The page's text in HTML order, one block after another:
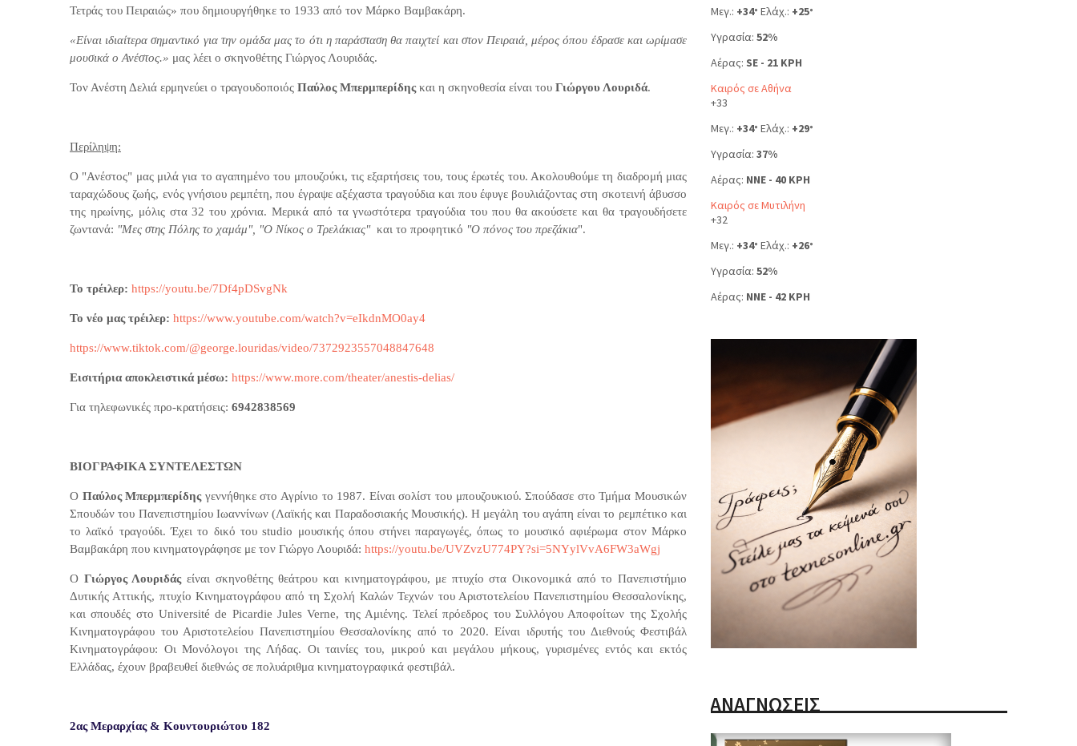
Τετράς του Πειραιώς» που δημιουργήθηκε το 1933 από τον Μάρκο Βαμβακάρη.
«Είναι ιδιαίτερα σημαντικό για την ομάδα μας το ότι η παράσταση θα παιχτεί και στον Πειραιά, μέρος όπου έδρασε και ωρίμασε
μουσικά ο Ανέστος.» μας λέει ο σκηνοθέτης Γιώργος Λουριδάς.
Τον Ανέστη Δελιά ερμηνεύει ο τραγουδοποιός Παύλος Μπερμπερίδης και η σκηνοθεσία είναι του Γιώργου Λουριδά.
Περίληψη:
Ο "Ανέστος" μας μιλά για το αγαπημένο του μπουζούκι, τις εξαρτήσεις του, τους έρωτές του. Ακολουθούμε τη διαδρομή μιας
ταραχώδους ζωής, ενός γνήσιου ρεμπέτη, που έγραψε αξέχαστα τραγούδια και που έφυγε βουλιάζοντας στη σκοτεινή άβυσσο
της ηρωίνης, μόλις στα 32 του χρόνια. Μερικά από τα γνωστότερα τραγούδια του που θα ακούσετε και θα τραγουδήσετε
ζωντανά: "Μες στης Πόλης το χαμάμ", "Ο Νίκος ο Τρελάκιας"και το προφητικό "Ο πόνος του πρεζάκια".
Το τρέιλερ: https://youtu.be/7Df4pDSvgNk
Το νέο μας τρέιλερ: https://www.youtube.com/watch?v=eIkdnMO0ay4
https://www.tiktok.com/@george.louridas/video/7372923557048847648
Εισιτήρια αποκλειστικά μέσω: https://www.more.com/theater/anestis-delias/
Για τηλεφωνικές προ-κρατήσεις: 6942838569
ΒΙΟΓΡΑΦΙΚΑ ΣΥΝΤΕΛΕΣΤΩΝ
Ο Παύλος Μπερμπερίδης γεννήθηκε στο Αγρίνιο το 1987. Είναι σολίστ του μπουζουκιού. Σπούδασε στο Τμήμα Μουσικών
Σπουδών του Πανεπιστημίου Ιωαννίνων (Λαϊκής και Παραδοσιακής Μουσικής). Η μεγάλη του αγάπη είναι το ρεμπέτικο και
το λαϊκό τραγούδι. Έχει το δικό του studio μουσικής όπου στήνει παραγωγές, όπως το μουσικό αφιέρωμα στον Μάρκο
Βαμβακάρη που κινηματογράφησε με τον Γιώργο Λουριδά: https://youtu.be/UVZvzU774PY?si=5NYylVvA6FW3aWgj
Ο Γιώργος Λουριδάς είναι σκηνοθέτης θεάτρου και κινηματογράφου, με πτυχίο στα Οικονομικά από το Πανεπιστήμιο
Δυτικής Αττικής, πτυχίο Κινηματογράφου από τη Σχολή Καλών Τεχνών του Αριστοτελείου Πανεπιστημίου Θεσσαλονίκης,
και σπουδές στο Université de Picardie Jules Verne, της Αμιένης. Τελεί πρόεδρος του Συλλόγου Αποφοίτων της Σχολής
Κινηματογράφου του Αριστοτελείου Πανεπιστημίου Θεσσαλονίκης από το 2020. Είναι ιδρυτής του Διεθνούς Φεστιβάλ
Κινηματογράφου: Οι Μονόλογοι της Λήδας. Οι ταινίες του, μικρού και μεγάλου μήκους, γυρισμένες εντός και εκτός
Ελλάδας, έχουν βραβευθεί διεθνώς σε πολυάριθμα κινηματογραφικά φεστιβάλ.
2ας Μεραρχίας & Κουντουριώτου 182
Μεγ.: +34° Ελάχ.: +25°
Υγρασία: 52%
Αέρας: SE - 21 KPH
Καιρός σε Αθήνα
+33
Μεγ.: +34° Ελάχ.: +29°
Υγρασία: 37%
Αέρας: NNE - 40 KPH
Καιρός σε Μυτιλήνη
+32
Μεγ.: +34° Ελάχ.: +26°
Υγρασία: 52%
Αέρας: NNE - 42 KPH
ΑΝΑΓΝΩΣΕΙΣ